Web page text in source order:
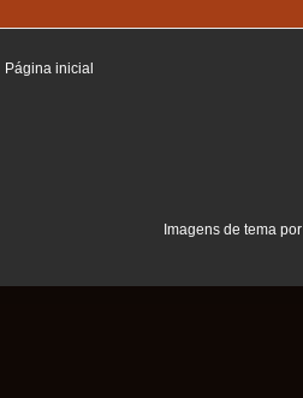
Página inicial
Imagens de tema por